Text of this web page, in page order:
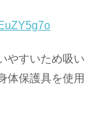
やすいため吸い
体保護具を使用